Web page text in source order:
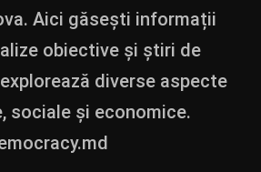
Aici găsești informații
obiective și știri de
diverse aspecte
sociale și economice.